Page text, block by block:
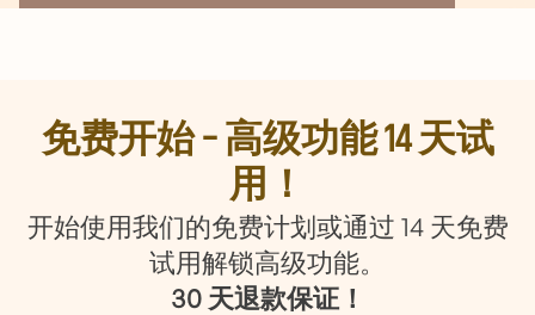
免费开始 – 高级功能 14 天试
用！
开始使用我们的免费计划或通过 14 天免费
试用解锁高级功能。
30 天退款保证！